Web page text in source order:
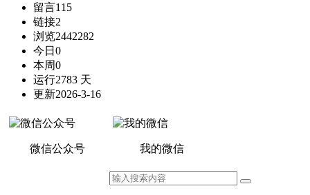
留言115
链接2
浏览2442282
今日 0
本周0
运行2783 天
更新2026-3-16
微信公众号 我的微信